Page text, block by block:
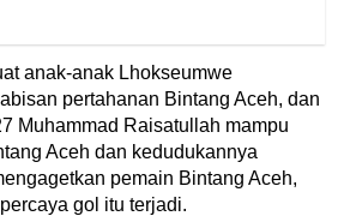
anak-anak Lhokseumwe
pertahanan Bintang Aceh, dan
Muhammad Raisatullah mampu
Aceh dan kedudukannya
pemain Bintang Aceh,
gol itu terjadi.